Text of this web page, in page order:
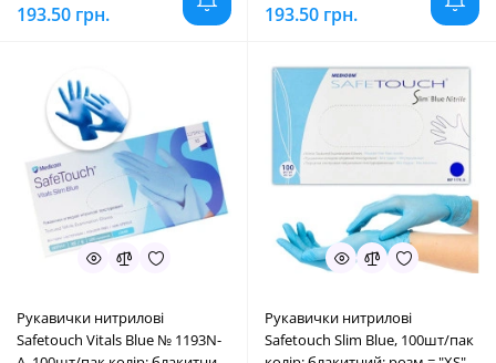
193.50 грн. 193.50 грн.
Рукавички нитрилові
Safetouсh Vitals Blue № 1193N-
Рукавички нитрилові
Safetouсh Slim Blue, 100шт/пак